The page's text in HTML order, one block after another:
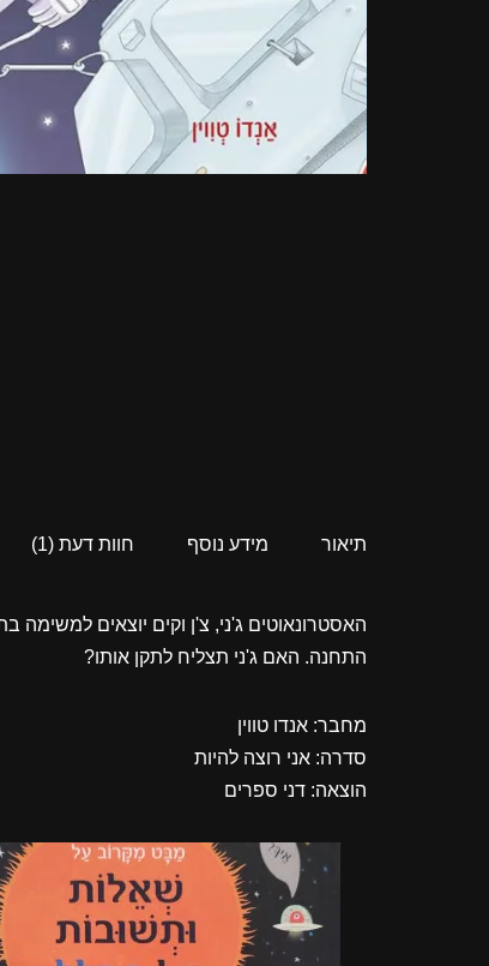
תיאור מידע נוסף חוות דעת (1)
האסטרונאוטים ג'ני, צ'ן וקים יוצאים
התחנה. האם ג'ני תצליח לתקן אותו?
מחבר: אנדו טווין
סדרה: אני רוצה להיות
הוצאה: דני ספרים